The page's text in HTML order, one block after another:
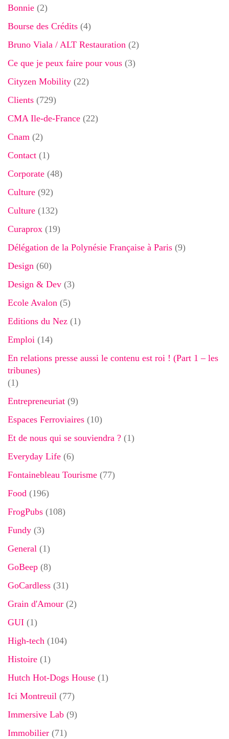
Bonnie (2)
Bourse des Crédits (4)
Bruno Viala / ALT Restauration (2)
Ce que je peux faire pour vous (3)
Cityzen Mobility (22)
Clients (729)
CMA Ile-de-France (22)
Cnam (2)
Contact (1)
Corporate (48)
Culture (92)
Culture (132)
Curaprox (19)
Délégation de la Polynésie Française à Paris (9)
Design (60)
Design & Dev (3)
Ecole Avalon (5)
Editions du Nez (1)
Emploi (14)
En relations presse aussi le contenu est roi ! (Part 1 – les
tribunes)
(1)
Entrepreneuriat (9)
Espaces Ferroviaires (10)
Et de nous qui se souviendra ? (1)
Everyday Life (6)
Fontainebleau Tourisme (77)
Food (196)
FrogPubs (108)
Fundy (3)
General (1)
GoBeep (8)
GoCardless (31)
Grain d'Amour (2)
GUI (1)
High-tech (104)
Histoire (1)
Hutch Hot-Dogs House (1)
Ici Montreuil (77)
Immersive Lab (9)
Immobilier (71)